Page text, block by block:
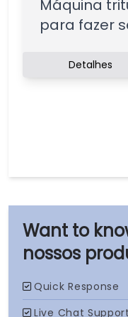
nossos
Máquina
para fazer
Detalhes